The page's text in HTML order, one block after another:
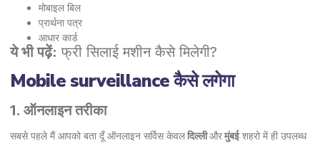
मोबाइल बिल
प्रार्थना पत्र
आधार कार्ड
ये भी पढ़ें: फ्री सिलाई मशीन कैसे मिलेगी?
Mobile surveillance कैसे लगेगा
1. ऑनलाइन तरीका
सबसे पहले मैं आपको बता दूँ ऑनलाइन सर्विस केवलदिल्लीऔरमुंबईशहरो में ही उपलब्ध